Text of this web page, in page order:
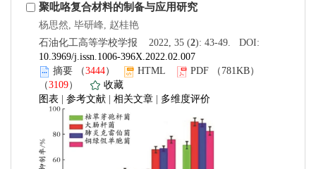
聚吡咯复合材料的制备与应用研究
杨思然, 毕研峰, 赵桂艳
石油化工高等学校学报 2022, 35 (2): 43-49. DOI:
10.3969/j.issn.1006-396X.2022.02.007
摘要 （3444） HTML PDF （781KB）
（3109）
收藏
图表
参考文献 相关文章 多维度评价